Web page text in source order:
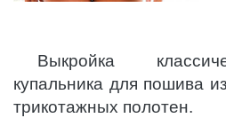
Выкройка
купальника для пошива
трикотажных полотен.